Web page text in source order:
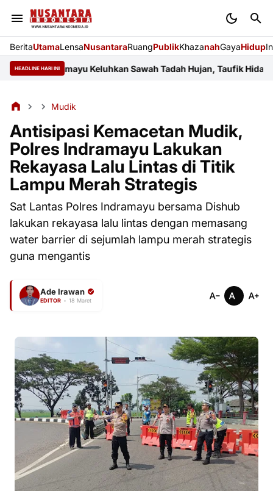
BeritaUtamaLensaNusantaraRuangPublikKhazanahGayaHidup
HEADLINE HARI INI
Indramayu Keluhkan Sawah Tadah Hujan, Taufik Hidayat Janji
Mudik
Antisipasi Kemacetan Mudik,
Polres Indramayu Lakukan
Rekayasa Lalu Lintas di Titik
Lampu Merah Strategis
Sat Lantas Polres Indramayu bersama Dishub
lakukan rekayasa lalu lintas dengan memasang
water barrier di sejumlah lampu merah strategis
guna mengantis
Ade Irawan
EDITOR • 18 Maret